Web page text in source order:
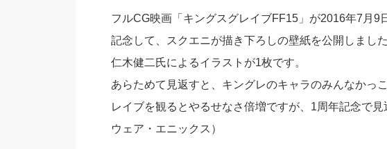
フルCG映画「キングスグレイブFF15」が2016年7月9
記念して、スクエニが描き下ろしの壁紙を公開しまし
仁木健二氏によるイラストが1枚です。
あらためて見返すと、キングレのキャラのみんなかっ
レイブを観るとやるせなさ倍増ですが、1周年記念で
ウェア・エニックス）